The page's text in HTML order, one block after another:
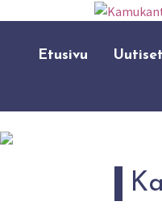
Etusivu Uutiset